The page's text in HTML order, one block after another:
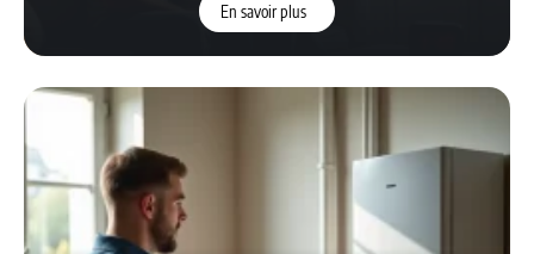
En savoir plus